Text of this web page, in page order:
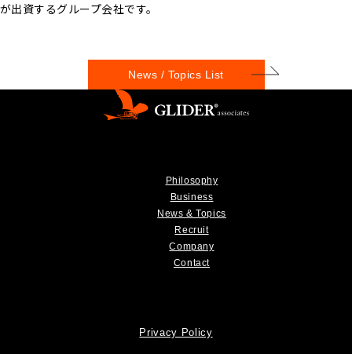
が出資するグループ会社です。
News / Topics List
Philosophy
Business
News & Topics
Recruit
Company
Contact
Privacy Policy